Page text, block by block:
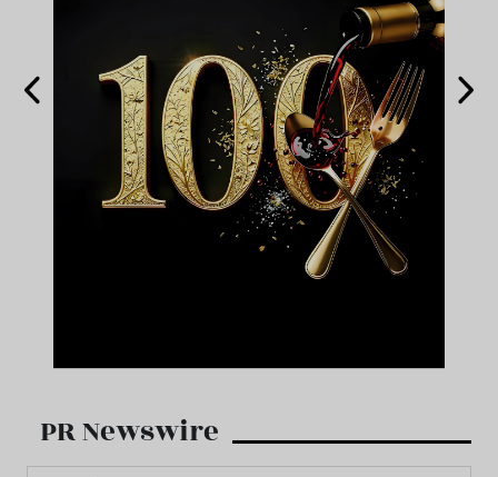
PR Newswire